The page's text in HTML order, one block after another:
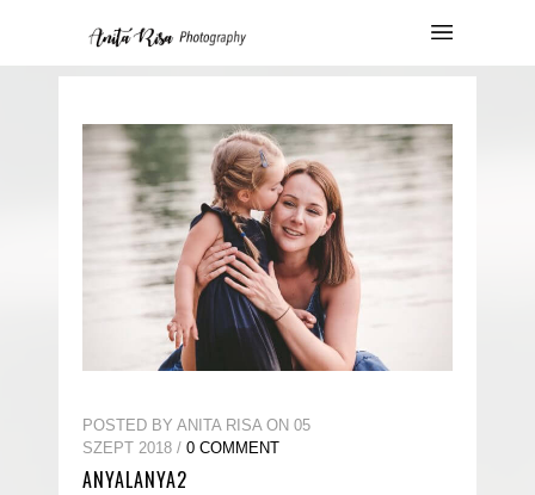
POSTED BY ANITA RISA ON 05
SZEPT 2018 / 0 COMMENT
ANYALANYA2